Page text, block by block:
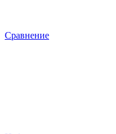
Сравнение